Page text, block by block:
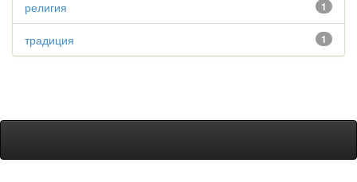
1
религия
1
традиция